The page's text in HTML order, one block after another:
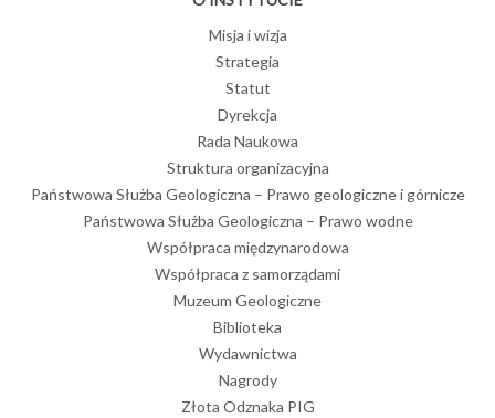
Misja i wizja
Strategia
Statut
Dyrekcja
Rada Naukowa
Struktura organizacyjna
Państwowa Służba Geologiczna – Prawo geologiczne i górnicze
Państwowa Służba Geologiczna – Prawo wodne
Współpraca międzynarodowa
Współpraca z samorządami
Muzeum Geologiczne
Biblioteka
Wydawnictwa
Nagrody
Złota Odznaka PIG